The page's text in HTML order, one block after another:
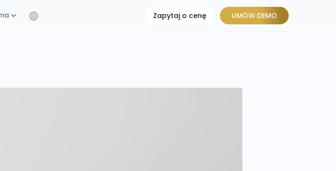
Zapytaj o cenę UMÓW DEMO